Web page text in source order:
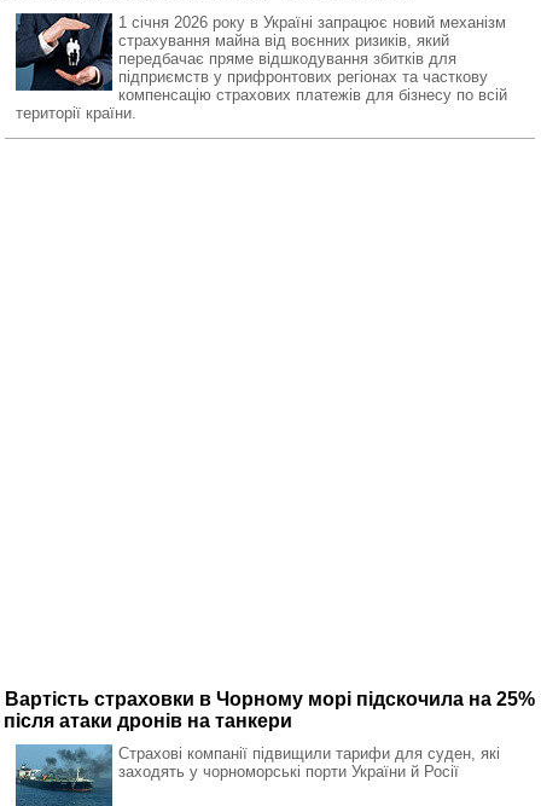
1 січня 2026 року в Україні запрацює новий механізм
страхування майна від воєнних ризиків, який
передбачає пряме відшкодування збитків для
підприємств у прифронтових регіонах та часткову
компенсацію страхових платежів для бізнесу по всій
території країни.
Вартість страховки в Чорному морі підскочила на 25%
після атаки дронів на танкери
Страхові компанії підвищили тарифи для суден, які
заходять у чорноморські порти України й Росії